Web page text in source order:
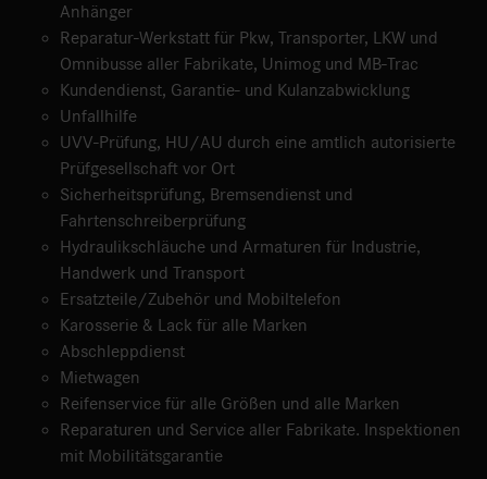
Anhänger
Reparatur-Werkstatt für Pkw, Transporter, LKW und
Omnibusse aller Fabrikate, Unimog und MB-Trac
Kundendienst, Garantie- und Kulanzabwicklung
Unfallhilfe
UVV-Prüfung, HU/AU durch eine amtlich autorisierte
Prüfgesellschaft vor Ort
Sicherheitsprüfung, Bremsendienst und
Fahrtenschreiberprüfung
Hydraulikschläuche und Armaturen für Industrie,
Handwerk und Transport
Ersatzteile/Zubehör und Mobiltelefon
Karosserie & Lack für alle Marken
Abschleppdienst
Mietwagen
Reifenservice für alle Größen und alle Marken
Reparaturen und Service aller Fabrikate. Inspektionen
mit Mobilitätsgarantie